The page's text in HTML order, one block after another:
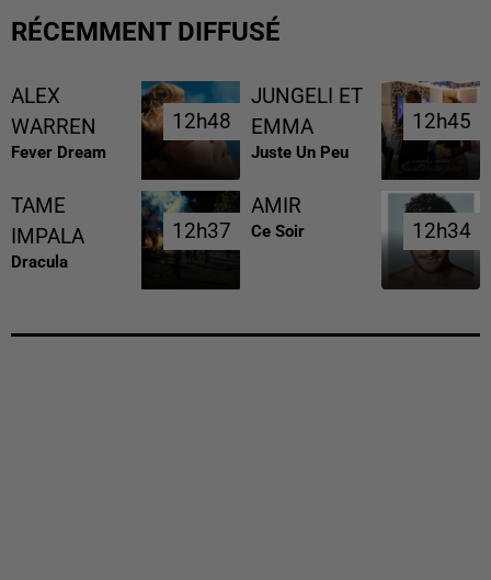
RÉCEMMENT DIFFUSÉ
ALEX
WARREN
Fever Dream
12h48
12h48
JUNGELI ET
EMMA
Juste Un Peu
12h45
12h45
TAME
IMPALA
Dracula
12h37
12h37
AMIR
Ce Soir 12h34
12h34